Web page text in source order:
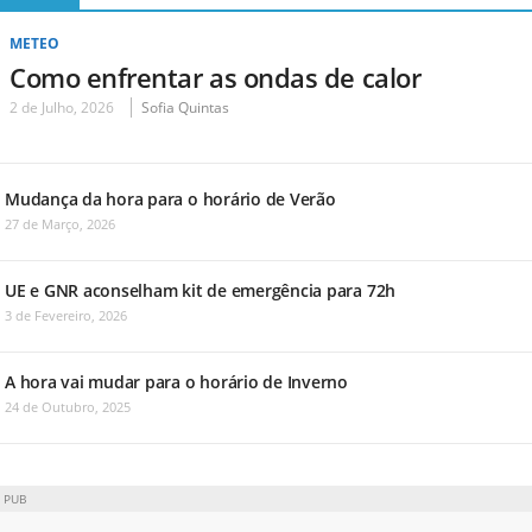
METEO
Como enfrentar as ondas de calor
2 de Julho, 2026 Sofia Quintas
Mudança da hora para o horário de Verão
27 de Março, 2026
UE e GNR aconselham kit de emergência para 72h
3 de Fevereiro, 2026
A hora vai mudar para o horário de Inverno
24 de Outubro, 2025
PUB